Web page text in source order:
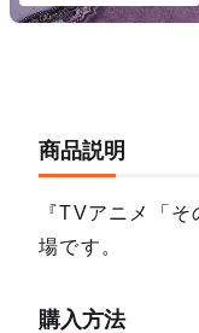
商品説明
『TVアニメ「
場です。
購入方法